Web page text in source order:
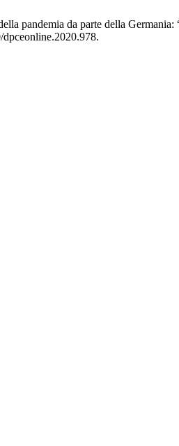
pandemia da parte della